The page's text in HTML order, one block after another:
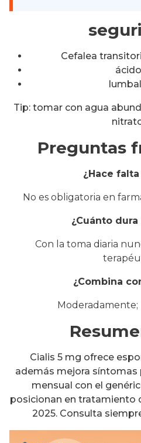
Cefalea
Tip: tomar con agua
Preguntas
¿Hace
No es obligatoria en
¿Cuánto
Con la toma diaria
¿Combina
Moderadamente;
Cialis 5 mg ofrece
además mejora
mensual con el
posicionan en tratamiento
2025. Consulta